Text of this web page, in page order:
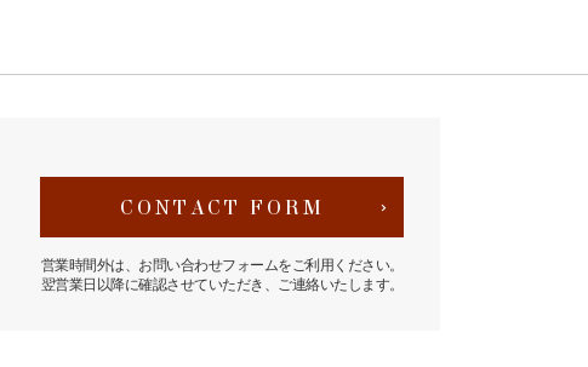
CONTACT FORM
営業時間外は、お問い合わせフォームをご利用ください。
翌営業日以降に確認させていただき、ご連絡いたします。